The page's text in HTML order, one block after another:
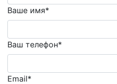
Ваше имя*
Ваш телефон*
Email*